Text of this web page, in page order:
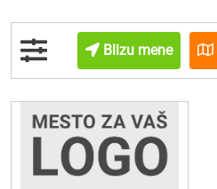
Blizu mene